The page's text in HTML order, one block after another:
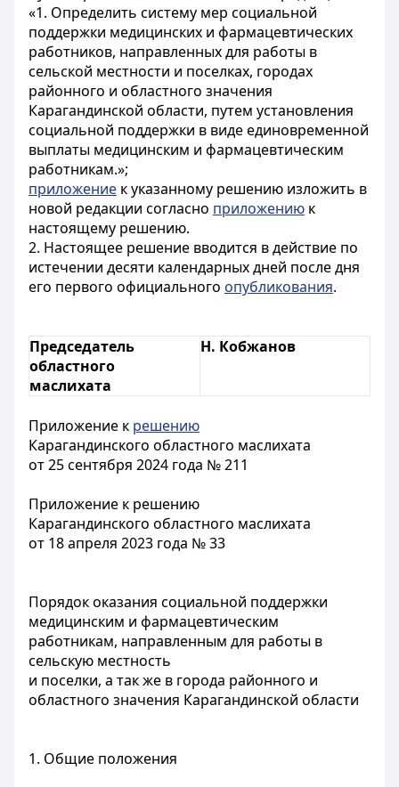
«1. Определить систему мер социальной
поддержки медицинских и фармацевтических
работников, направленных для работы в
сельской местности и поселках, городах
районного и областного значения
Карагандинской области, путем установления
социальной поддержки в виде единовременной
выплаты медицинским и фармацевтическим
работникам.»;
приложение к указанному решению изложить в
новой редакции согласно приложению к
настоящему решению.
2. Настоящее решение вводится в действие по
истечении десяти календарных дней после дня
его первого официального опубликования.
Председатель
областного
маслихата
Н. Кобжанов
Приложение к решению
Карагандинского областного маслихата
от 25 сентября 2024 года № 211
Приложение к решению
Карагандинского областного маслихата
от 18 апреля 2023 года № 33
Порядок оказания социальной поддержки
медицинским и фармацевтическим
работникам, направленным для работы в
сельскую местность
и поселки, а так же в города районного и
областного значения Карагандинской области
1. Общие положения